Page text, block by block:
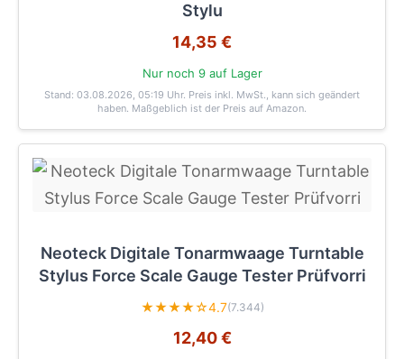
Stylu
14,35 €
Nur noch 9 auf Lager
Stand: 03.08.2026, 05:19 Uhr. Preis inkl. MwSt., kann sich geändert
haben. Maßgeblich ist der Preis auf Amazon.
Neoteck Digitale Tonarmwaage Turntable
Stylus Force Scale Gauge Tester Prüfvorri
★★★★☆4.7(7.344)
12,40 €